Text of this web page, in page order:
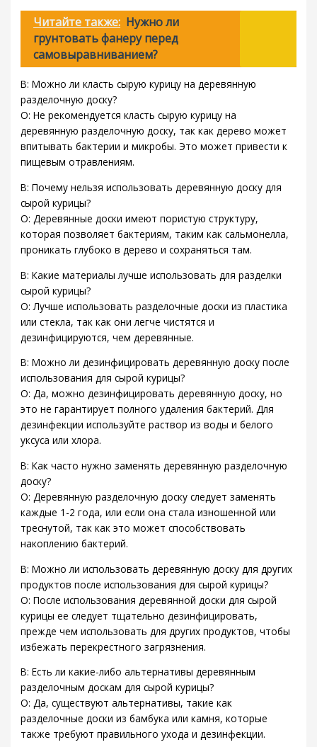
Читайте также: Нужно ли
грунтовать фанеру перед
самовыравниванием?
В: Можно ли класть сырую курицу на деревянную
разделочную доску?
О: Не рекомендуется класть сырую курицу на
деревянную разделочную доску, так как дерево может
впитывать бактерии и микробы. Это может привести к
пищевым отравлениям.
В: Почему нельзя использовать деревянную доску для
сырой курицы?
О: Деревянные доски имеют пористую структуру,
которая позволяет бактериям, таким как сальмонелла,
проникать глубоко в дерево и сохраняться там.
В: Какие материалы лучше использовать для разделки
сырой курицы?
О: Лучше использовать разделочные доски из пластика
или стекла, так как они легче чистятся и
дезинфицируются, чем деревянные.
В: Можно ли дезинфицировать деревянную доску после
использования для сырой курицы?
О: Да, можно дезинфицировать деревянную доску, но
это не гарантирует полного удаления бактерий. Для
дезинфекции используйте раствор из воды и белого
уксуса или хлора.
В: Как часто нужно заменять деревянную разделочную
доску?
О: Деревянную разделочную доску следует заменять
каждые 1-2 года, или если она стала изношенной или
треснутой, так как это может способствовать
накоплению бактерий.
В: Можно ли использовать деревянную доску для других
продуктов после использования для сырой курицы?
О: После использования деревянной доски для сырой
курицы ее следует тщательно дезинфицировать,
прежде чем использовать для других продуктов, чтобы
избежать перекрестного загрязнения.
В: Есть ли какие-либо альтернативы деревянным
разделочным доскам для сырой курицы?
О: Да, существуют альтернативы, такие как
разделочные доски из бамбука или камня, которые
также требуют правильного ухода и дезинфекции.